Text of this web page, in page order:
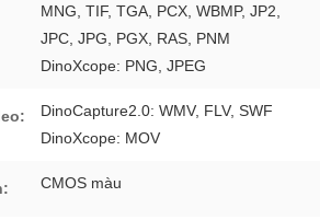
MNG, TIF, TGA, PCX, WBMP, JP2,
JPC, JPG, PGX, RAS, PNM
DinoXcope: PNG, JPEG
DinoCapture2.0: WMV, FLV, SWF
DinoXcope: MOV
CMOS màu